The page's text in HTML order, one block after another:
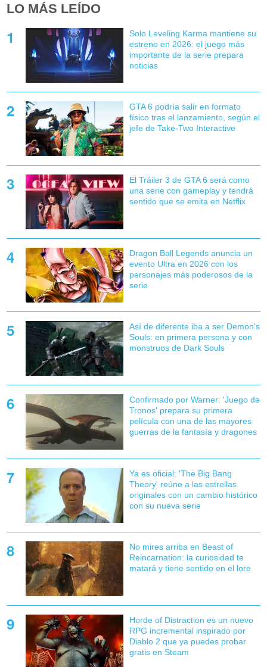
LO MÁS LEÍDO
Solo Leveling Karma mantiene su
estreno en 2026: el juego más
importante de la serie prepara
noticias
GTA 6 podría salir en formato
físico tras el lanzamiento, según el
jefe de Take-Two Interactive
El Tráiler 3 de GTA 6 será como
una serie con gameplay y tendrá
sentido que se emita en Netflix
Dragon Ball Legends anuncia un
evento Ultra en 2026 con los
personajes más poderosos de la
serie
Así de diferente iba a ser Demon's
Souls: en primera persona y con
monstruos de Dark Souls
Confirmado por Warner: 'Juego de
Tronos' prepara su primera
película con una de las mayores
guerras de la fantasía y dragones
Ya es oficial: 'The Big Bang
Theory' reúne a las estrellas
originales con un cambio histórico
con su nueva serie
No mires arriba en Beast of
Reincarnation: la curiosidad te
matará y tiene sentido en el lore
Horde of Distraction es un nuevo
RPG incremental inspirado por
Diablo 2 que ya puedes probar
gratis en Steam